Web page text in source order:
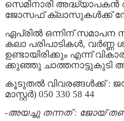
സെമിനാരി അദ്ധ്യാപകന്‍
ജോസഫ്‌ ക്ലാസുകള്‍ക്ക്‌
ഏപ്രില്‍ ഒന്നിന് സമാപന
കലാ പരിപാടികള്‍, വര്‍ണ്ണ
ഉണ്ടായിരിക്കും എന്ന്
ക്കുഞ്ഞു ചാത്തനാട്ടുകുടി
കൂടുതല്‍ വിവരങ്ങള്‍ക്ക് :
മാസ്റ്റര്‍) 050 330 58 44
-അയച്ചു തന്നത് : ജോയ്‌